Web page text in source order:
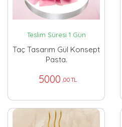
Teslim Süresi 1 Gün
Taç Tasarım Gül Konsept
Pasta.
5000 ,00 TL